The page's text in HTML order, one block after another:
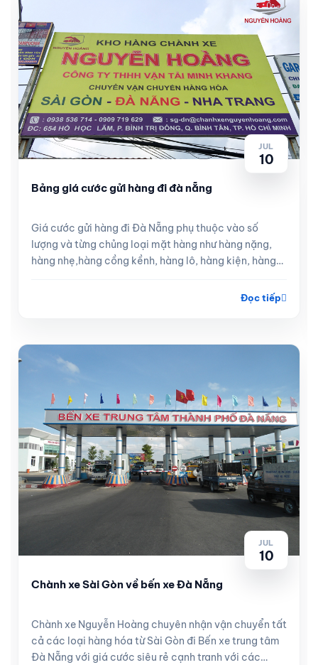
JUL
10
Bảng giá cước gửi hàng đi đà nẵng
Giá cước gửi hàng đi Đà Nẵng phụ thuộc vào số
lượng và từng chủng loại mặt hàng như hàng nặng,
hàng nhẹ,hàng cồng kềnh, hàng lô, hàng kiện, hàng
Đọc tiếp
JUL
10
Chành xe Sài Gòn về bến xe Đà Nẵng
Chành xe Nguyễn Hoàng chuyên nhận vận chuyển tất
cả các loại hàng hóa từ Sài Gòn đi Bến xe trung tâm
Đà Nẵng với giá cước siêu rẻ cạnh tranh với các